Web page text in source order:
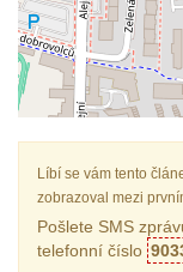
Líbí se vám tento
zobrazoval mezi
Pošlete SMS
telefonní číslo